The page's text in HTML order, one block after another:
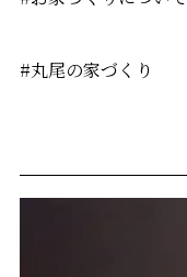
#丸尾の家づくり